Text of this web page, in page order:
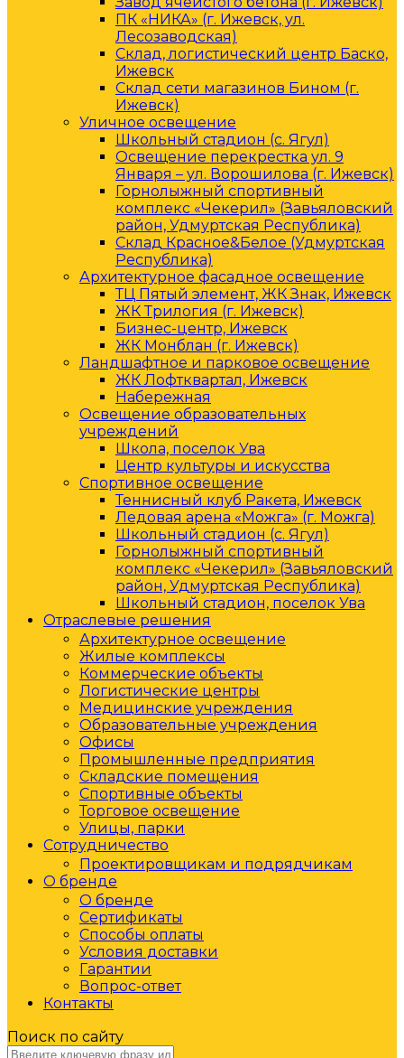
ПК «НИКА» (г. Ижевск, ул.
Лесозаводская)
Склад, логистический центр Баско,
Ижевск
Склад сети магазинов Бином (г.
Ижевск)
Уличное освещение
Школьный стадион (с. Ягул)
Освещение перекрестка ул. 9
Января – ул. Ворошилова (г. Ижевск)
Горнолыжный спортивный
комплекс «Чекерил» (Завьяловский
район, Удмуртская Республика)
Склад Красное&Белое (Удмуртская
Республика)
Архитектурное фасадное освещение
ТЦ Пятый элемент, ЖК Знак, Ижевск
ЖК Трилогия (г. Ижевск)
Бизнес-центр, Ижевск
ЖК Монблан (г. Ижевск)
Ландшафтное и парковое освещение
ЖК Лофтквартал, Ижевск
Набережная
Освещение образовательных
учреждений
Школа, поселок Ува
Центр культуры и искусства
Спортивное освещение
Теннисный клуб Ракета, Ижевск
Ледовая арена «Можга» (г. Можга)
Школьный стадион (с. Ягул)
Горнолыжный спортивный
комплекс «Чекерил» (Завьяловский
район, Удмуртская Республика)
Школьный стадион, поселок Ува
Отраслевые решения
Архитектурное освещение
Жилые комплексы
Коммерческие объекты
Логистические центры
Медицинские учреждения
Образовательные учреждения
Офисы
Промышленные предприятия
Складские помещения
Спортивные объекты
Торговое освещение
Улицы, парки
Сотрудничество
Проектировщикам и подрядчикам
О бренде
О бренде
Сертификаты
Способы оплаты
Условия доставки
Гарантии
Вопрос-ответ
Контакты
Поиск по сайту